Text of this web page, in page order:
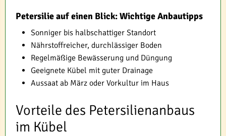
Petersilie auf einen Blick: Wichtige Anbautipps
Sonniger bis halbschattiger Standort
Nährstoffreicher, durchlässiger Boden
Regelmäßige Bewässerung und Düngung
Geeignete Kübel mit guter Drainage
Aussaat ab März oder Vorkultur im Haus
Vorteile des Petersilienanbaus
im Kübel